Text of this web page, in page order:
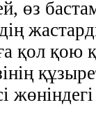
өз
қол қою